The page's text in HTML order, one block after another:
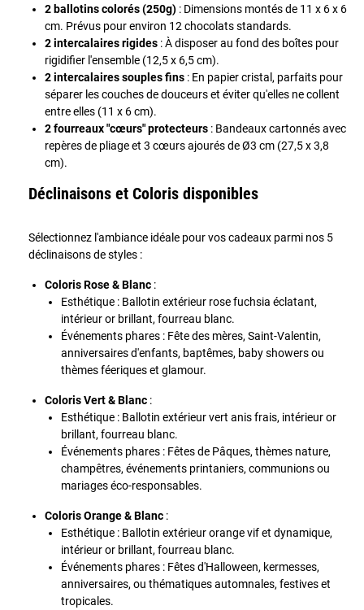
2 ballotins colorés (250g) : Dimensions montés de 11 x 6 x 6
cm. Prévus pour environ 12 chocolats standards.
2 intercalaires rigides : À disposer au fond des boîtes pour
rigidifier l'ensemble (12,5 x 6,5 cm).
2 intercalaires souples fins : En papier cristal, parfaits pour
séparer les couches de douceurs et éviter qu'elles ne collent
entre elles (11 x 6 cm).
2 fourreaux "cœurs" protecteurs : Bandeaux cartonnés avec
repères de pliage et 3 cœurs ajourés de Ø3 cm (27,5 x 3,8
cm).
Déclinaisons et Coloris disponibles
Sélectionnez l'ambiance idéale pour vos cadeaux parmi nos 5
déclinaisons de styles :
Coloris Rose & Blanc :
Esthétique : Ballotin extérieur rose fuchsia éclatant,
intérieur or brillant, fourreau blanc.
Événements phares : Fête des mères, Saint-Valentin,
anniversaires d'enfants, baptêmes, baby showers ou
thèmes féeriques et glamour.
Coloris Vert & Blanc :
Esthétique : Ballotin extérieur vert anis frais, intérieur or
brillant, fourreau blanc.
Événements phares : Fêtes de Pâques, thèmes nature,
champêtres, événements printaniers, communions ou
mariages éco-responsables.
Coloris Orange & Blanc :
Esthétique : Ballotin extérieur orange vif et dynamique,
intérieur or brillant, fourreau blanc.
Événements phares : Fêtes d'Halloween, kermesses,
anniversaires, ou thématiques automnales, festives et
tropicales.